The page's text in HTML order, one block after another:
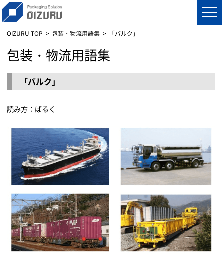
OIZURU TOP 包装・物流用語集 「バルク」
包装・物流用語集
「バルク」
読み方：ばるく